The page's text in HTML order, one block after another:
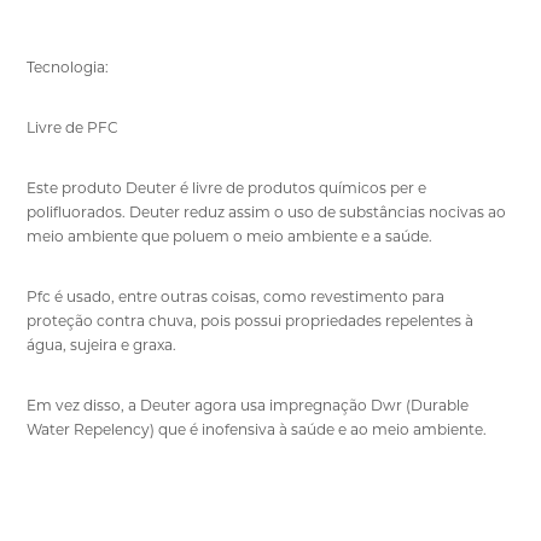
Tecnologia:
Livre de PFC
Este produto Deuter é livre de produtos químicos per e
polifluorados. Deuter reduz assim o uso de substâncias nocivas ao
meio ambiente que poluem o meio ambiente e a saúde.
Pfc é usado, entre outras coisas, como revestimento para
proteção contra chuva, pois possui propriedades repelentes à
água, sujeira e graxa.
Em vez disso, a Deuter agora usa impregnação Dwr (Durable
Water Repelency) que é inofensiva à saúde e ao meio ambiente.